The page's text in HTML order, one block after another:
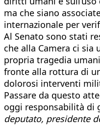
ma che siano
internazionale per
Al Senato sono stati
che alla Camera ci
propria tragedia
fronte alla rottura di
dolorosi interventi
Passare da questo
oggi responsabilità di
deputato, presidente